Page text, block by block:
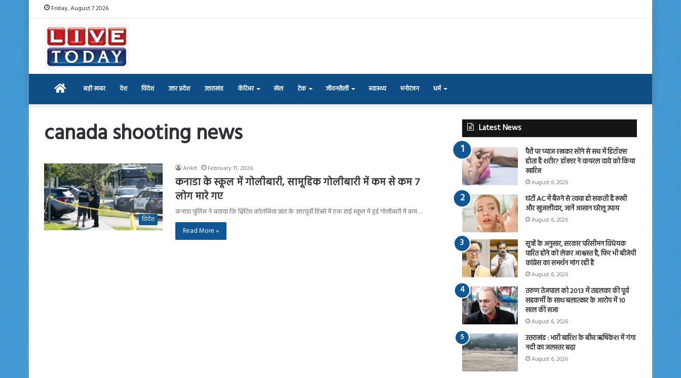
Friday, August 7 2026
Home बड़ी खबर देश विदेश उत्तर प्रदेश उत्तराखंड कॅरिअर खेल टेक जीवनशैली स्वास्थ्य मनोरंजन धर्म
canada shooting news
विदेश
Ankit February 11, 2026
कनाडा के स्कूल में गोलीबारी, सामूहिक गोलीबारी में कम से कम 7
लोग मारे गए
कनाडा पुलिस ने बताया कि ब्रिटिश कोलंबिया प्रांत के उत्तरपूर्वी हिस्से में एक हाई स्कूल में हुई गोलीबारी में कम…
Read More »
Latest News
पैरों पर प्याज रखकर सोने से सच में डिटॉक्स
होता है शरीर? डॉक्टर ने वायरल दावे को किया
खारिज
August 6, 2026
घंटों AC में बैठने से त्वचा हो सकती है रूखी
और खुजलीदार, जानें आसान घरेलू उपाय
August 6, 2026
सूत्रों के अनुसार, सरकार परिसीमन विधेयक
पारित होने को लेकर आश्वस्त है, फिर भी बीजेपी
कांग्रेस का समर्थन मांग रही है
August 6, 2026
तरुण तेजपाल को 2013 में तहलका की पूर्व
सहकर्मी के साथ बलात्कार के आरोप में 10
साल की सजा
August 6, 2026
उत्तराखंड : भारी बारिश के बीच ऋषिकेश में गंगा
नदी का जलस्तर बढ़ा
August 6, 2026